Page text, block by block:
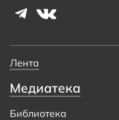
Лента
Медиатека
Библиотека